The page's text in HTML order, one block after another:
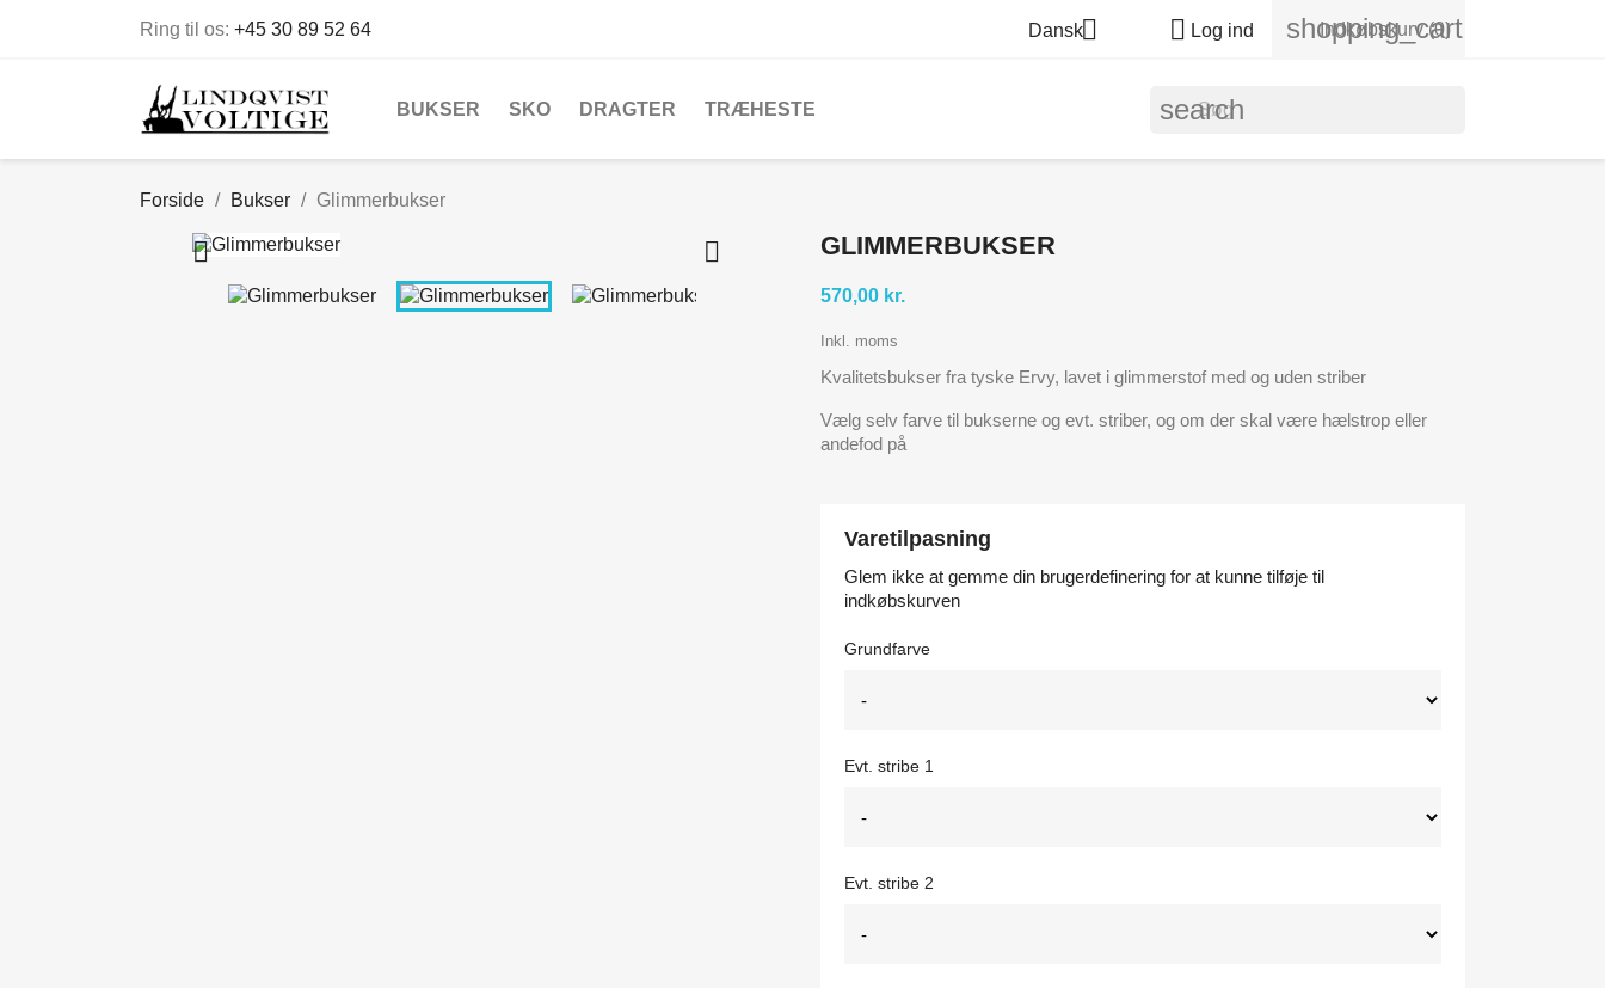
Ring til os: +45 30 89 52 64 Dansk  Log ind shopping_cart
Indkøbskurv (0)
BUKSER SKO DRAGTER TRÆHESTE search
Forside Bukser Glimmerbukser
  GLIMMERBUKSER
570,00 kr.
Inkl. moms
Kvalitetsbukser fra tyske Ervy, lavet i glimmerstof med og uden striber
Vælg selv farve til bukserne og evt. striber, og om der skal være hælstrop eller
andefod på
Varetilpasning
Glem ikke at gemme din brugerdefinering for at kunne tilføje til
indkøbskurven
Grundfarve
Evt. stribe 1
Evt. stribe 2